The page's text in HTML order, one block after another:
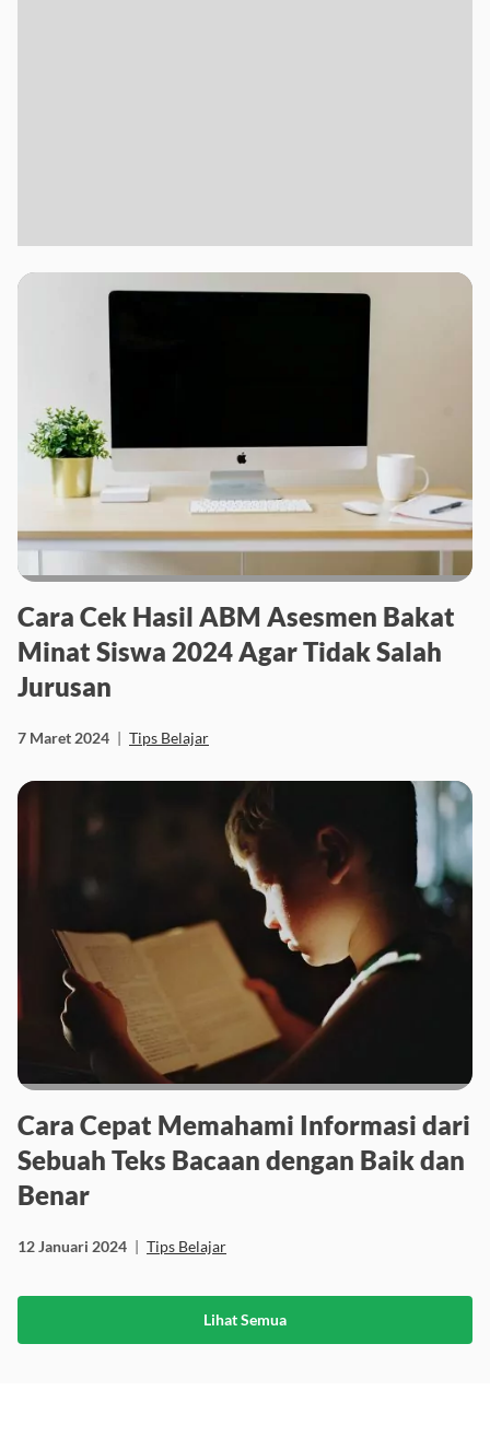
Cara Cek Hasil ABM Asesmen Bakat
Minat Siswa 2024 Agar Tidak Salah
Jurusan
7 Maret 2024 | Tips Belajar
Cara Cepat Memahami Informasi dari
Sebuah Teks Bacaan dengan Baik dan
Benar
12 Januari 2024 | Tips Belajar
Lihat Semua